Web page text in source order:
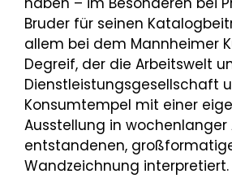
Bruder für seinen
allem bei dem Mannheimer
Degreif, der die Arbeitswelt
Dienstleistungsgesellschaft
Konsumtempel mit einer
Ausstellung in wochenlanger
entstandenen,
Wandzeichnung interpretiert.